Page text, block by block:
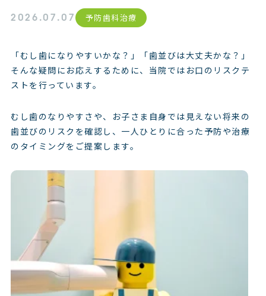
2026.07.07 予防歯科治療
「むし歯になりやすいかな？」「歯並びは大丈夫かな？」
そんな疑問にお応えするために、当院ではお口のリスクテ
ストを行っています。
むし歯のなりやすさや、お子さま自身では見えない将来の
歯並びのリスクを確認し、一人ひとりに合った予防や治療
のタイミングをご提案します。